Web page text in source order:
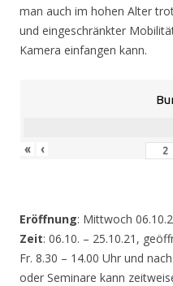
man auch im hohen Alter
und eingeschränkter
Kamera einfangen kann.
« ‹
Eröffnung: Mittwoch
Zeit: 06.10. – 25.10.21,
Fr. 8.30 – 14.00 Uhr und
oder Seminare kann